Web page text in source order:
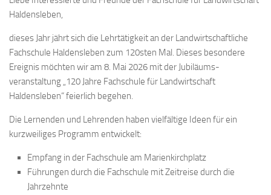
Haldensleben,
dieses Jahr jährt sich die Lehrtätigkeit an der Landwirtschaftliche
Fachschule Haldensleben zum 120sten Mal. Dieses besondere
Ereignis möchten wir am 8. Mai 2026 mit der Jubiläums-
veranstaltung „120 Jahre Fachschule für Landwirtschaft
Haldensleben“ feierlich begehen.
Die Lernenden und Lehrenden haben vielfältige Ideen für ein
kurzweiliges Programm entwickelt:
Empfang in der Fachschule am Marienkirchplatz
Führungen durch die Fachschule mit Zeitreise durch die
Jahrzehnte